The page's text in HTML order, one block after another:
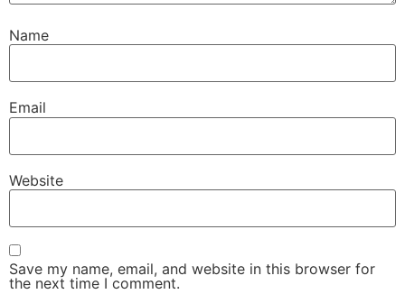
Name
Email
Website
Save my name, email, and website in this browser for
the next time I comment.